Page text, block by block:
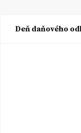
Deň daňového